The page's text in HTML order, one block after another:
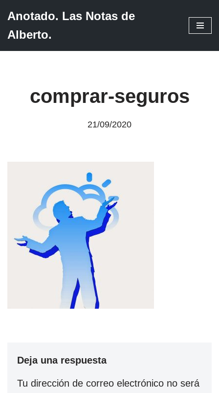
Saltar
Anotado. Las Notas de
Alberto.
comprar-seguros
21/09/2020
Deja una respuesta
Tu dirección de correo electrónico no será